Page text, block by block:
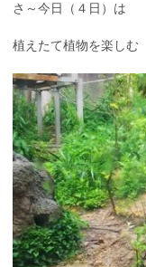
さ～今日（４日）は
植えたて植物を楽しむ